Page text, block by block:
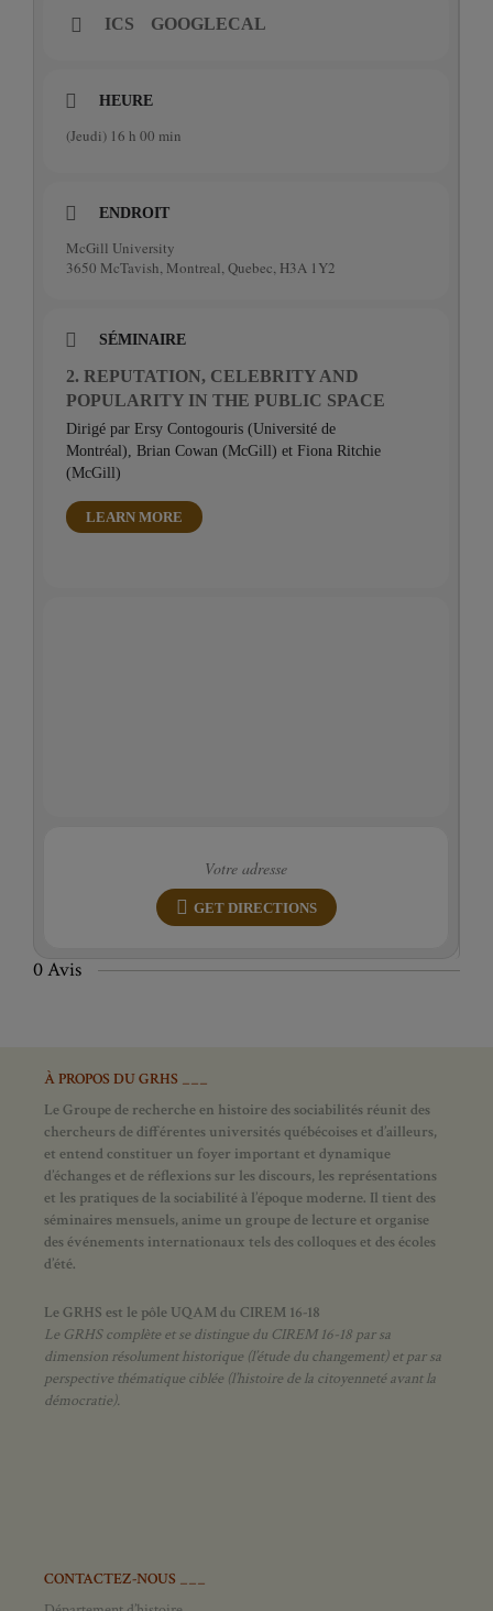
ICS GOOGLECAL
HEURE
(Jeudi) 16 h 00 min
ENDROIT
McGill University
3650 McTavish, Montreal, Quebec, H3A 1Y2
SÉMINAIRE
2. REPUTATION, CELEBRITY AND
POPULARITY IN THE PUBLIC SPACE
Dirigé par Ersy Contogouris (Université de
Montréal), Brian Cowan (McGill) et Fiona Ritchie
(McGill)
LEARN MORE
GET DIRECTIONS
0 Avis
À PROPOS DU GRHS ___
Le Groupe de recherche en histoire des sociabilités réunit des
chercheurs de différentes universités québécoises et d’ailleurs,
et entend constituer un foyer important et dynamique
d’échanges et de réflexions sur les discours, les représentations
et les pratiques de la sociabilité à l’époque moderne. Il tient des
séminaires mensuels, anime un groupe de lecture et organise
des événements internationaux tels des colloques et des écoles
d’été.
Le GRHS est le pôle UQAM du CIREM 16-18
Le GRHS complète et se distingue du CIREM 16-18 par sa
dimension résolument historique (l’étude du changement) et par sa
perspective thématique ciblée (l’histoire de la citoyenneté avant la
démocratie).
CONTACTEZ-NOUS ___